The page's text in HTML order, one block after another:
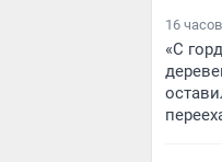
16 часов
«С